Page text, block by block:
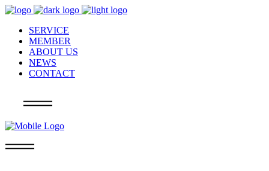
SERVICE
MEMBER
ABOUT US
NEWS
CONTACT